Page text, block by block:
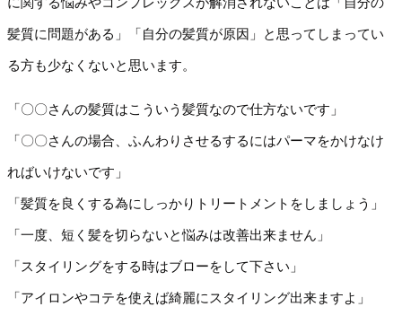
髪質に問題がある」「自分の髪質が原因」と思ってしまってい
る方も少なくないと思います。
「〇〇さんの髪質はこういう髪質なので仕方ないです」
「〇〇さんの場合、ふんわりさせるするにはパーマをかけなけ
ればいけないです」
「髪質を良くする為にしっかりトリートメントをしましょう」
「一度、短く髪を切らないと悩みは改善出来ません」
「スタイリングをする時はブローをして下さい」
「アイロンやコテを使えば綺麗にスタイリング出来ますよ」